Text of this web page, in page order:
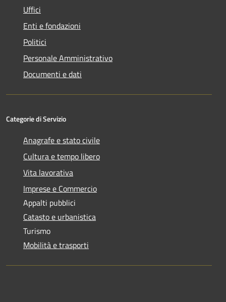
Uffici
Enti e fondazioni
Politici
Personale Amministrativo
Documenti e dati
Categorie di Servizio
Anagrafe e stato civile
Cultura e tempo libero
Vita lavorativa
Imprese e Commercio
Appalti pubblici
Catasto e urbanistica
Turismo
Mobilità e trasporti